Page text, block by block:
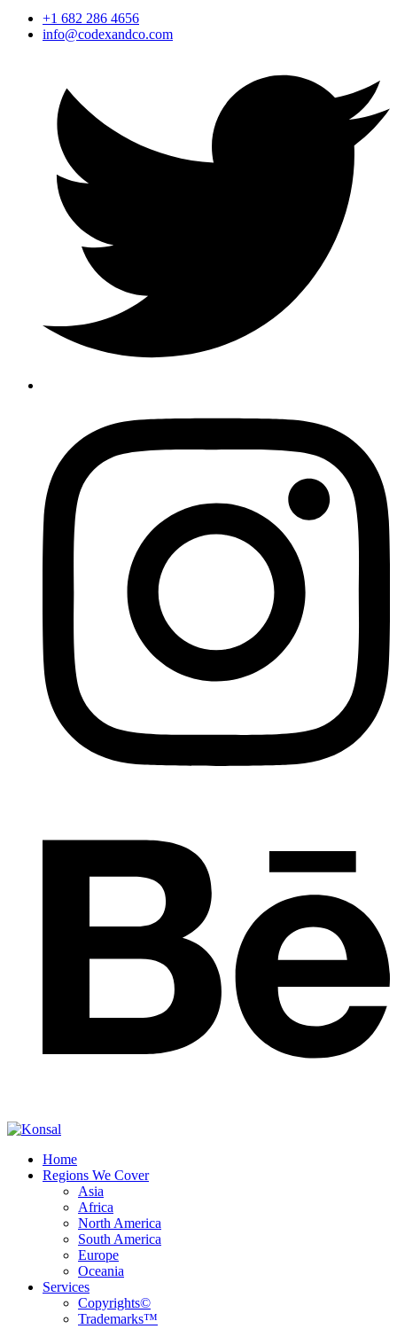
+1 682 286 4656
info@codexandco.com
Home
Regions We Cover
Asia
Africa
North America
South America
Europe
Oceania
Services
Copyrights©
Trademarks™